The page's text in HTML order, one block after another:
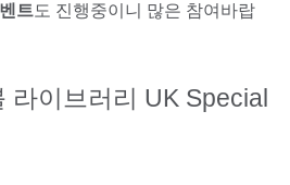
트도 진행중이니 많은 참여바랍
라이브러리 UK Special